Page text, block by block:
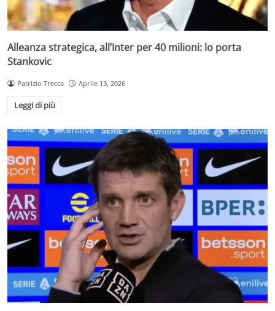
Alleanza strategica, all’Inter per 40 milioni: lo porta
Stankovic
Patrizio Trecca Aprile 13, 2026
Leggi di più